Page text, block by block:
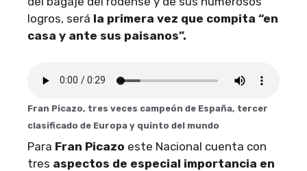
logros, será la primera vez que compita “en
casa y ante sus paisanos”.
Fran Picazo, tres veces campeón de España, tercer
clasificado de Europa y quinto del mundo
Para Fran Picazo este Nacional cuenta con
tres aspectos de especial importancia en